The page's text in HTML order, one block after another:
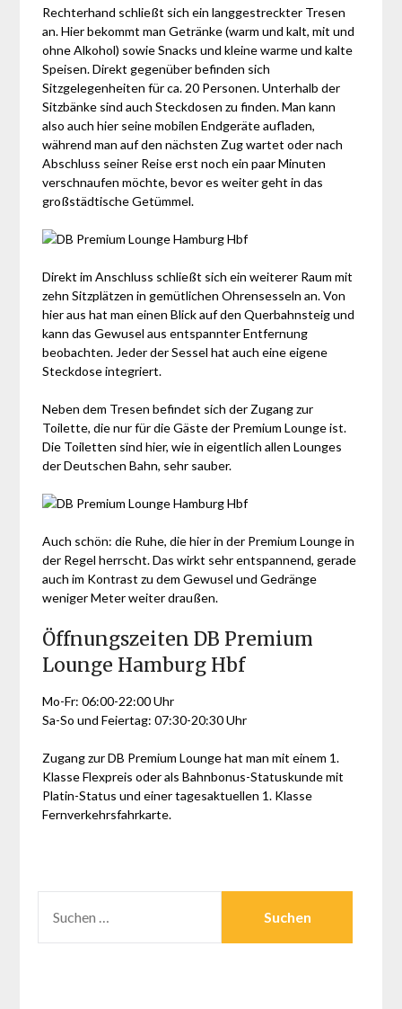
Rechterhand schließt sich ein langgestreckter Tresen
an. Hier bekommt man Getränke (warm und kalt, mit und
ohne Alkohol) sowie Snacks und kleine warme und kalte
Speisen. Direkt gegenüber befinden sich
Sitzgelegenheiten für ca. 20 Personen. Unterhalb der
Sitzbänke sind auch Steckdosen zu finden. Man kann
also auch hier seine mobilen Endgeräte aufladen,
während man auf den nächsten Zug wartet oder nach
Abschluss seiner Reise erst noch ein paar Minuten
verschnaufen möchte, bevor es weiter geht in das
großstädtische Getümmel.
Direkt im Anschluss schließt sich ein weiterer Raum mit
zehn Sitzplätzen in gemütlichen Ohrensesseln an. Von
hier aus hat man einen Blick auf den Querbahnsteig und
kann das Gewusel aus entspannter Entfernung
beobachten. Jeder der Sessel hat auch eine eigene
Steckdose integriert.
Neben dem Tresen befindet sich der Zugang zur
Toilette, die nur für die Gäste der Premium Lounge ist.
Die Toiletten sind hier, wie in eigentlich allen Lounges
der Deutschen Bahn, sehr sauber.
Auch schön: die Ruhe, die hier in der Premium Lounge in
der Regel herrscht. Das wirkt sehr entspannend, gerade
auch im Kontrast zu dem Gewusel und Gedränge
weniger Meter weiter draußen.
Öffnungszeiten DB Premium
Lounge Hamburg Hbf
Mo-Fr: 06:00-22:00 Uhr
Sa-So und Feiertag: 07:30-20:30 Uhr
Zugang zur DB Premium Lounge hat man mit einem 1.
Klasse Flexpreis oder als Bahnbonus-Statuskunde mit
Platin-Status und einer tagesaktuellen 1. Klasse
Fernverkehrsfahrkarte.
NACH: